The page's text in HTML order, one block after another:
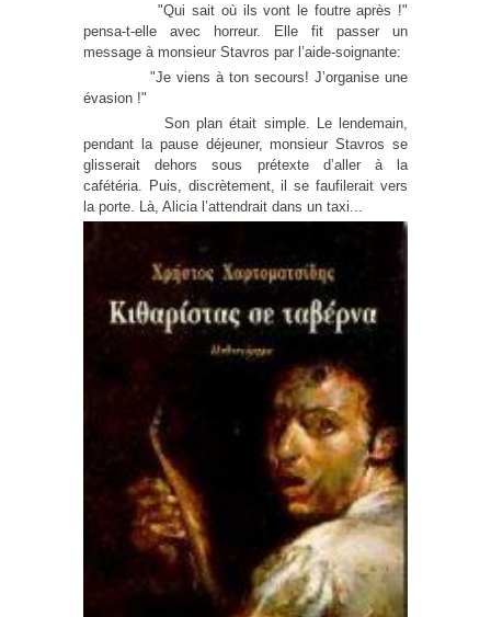
"Qui sait où ils vont le foutre après !"
pensa-t-elle avec horreur. Elle fit passer un
message à monsieur Stavros par l’aide-soignante:
"Je viens à ton secours! J’organise une
évasion !"
Son plan était simple. Le lendemain,
pendant la pause déjeuner, monsieur Stavros se
glisserait dehors sous prétexte d’aller à la
cafétéria. Puis, discrètement, il se faufilerait vers
la porte. Là, Alicia l’attendrait dans un taxi...